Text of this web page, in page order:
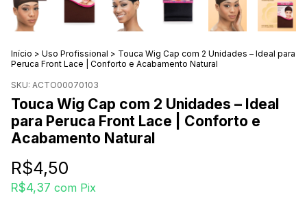
Início > Uso Profissional > Touca Wig Cap com 2 Unidades – Ideal para
Peruca Front Lace | Conforto e Acabamento Natural
SKU: ACTO00070103
Touca Wig Cap com 2 Unidades – Ideal
para Peruca Front Lace | Conforto e
Acabamento Natural
R$4,50
R$4,37 com Pix